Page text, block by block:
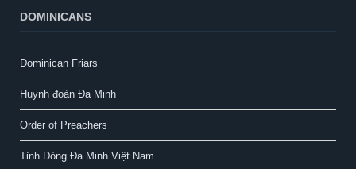
DOMINICANS
Dominican Friars
Huynh đoàn Đa Minh
Order of Preachers
Tỉnh Dòng Đa Minh Việt Nam